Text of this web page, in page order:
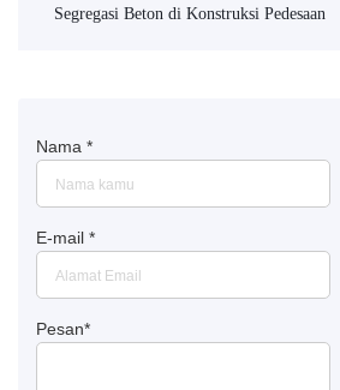
Segregasi Beton di Konstruksi Pedesaan
Nama *
E-mail *
Pesan*